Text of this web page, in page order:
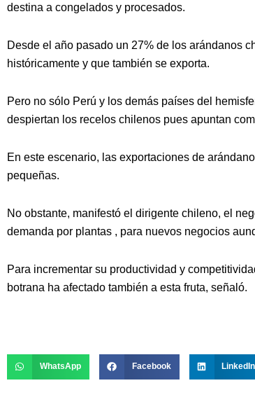
destina a congelados y procesados.
Desde el año pasado un 27% de los arándanos
históricamente y que también se exporta.
Pero no sólo Perú y los demás países del
despiertan los recelos chilenos pues apuntan
En este escenario, las exportaciones de
pequeñas.
No obstante, manifestó el dirigente chileno, el
demanda por plantas , para nuevos negocios
Para incrementar su productividad y
botrana ha afectado también a esta fruta, señaló.
WhatsApp Facebook LinkedIn